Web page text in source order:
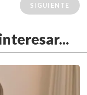
SIGUIENTE